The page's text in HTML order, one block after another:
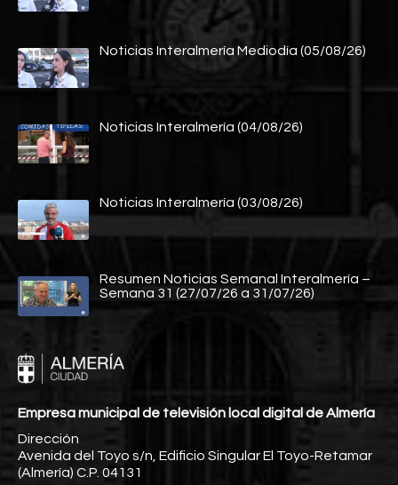
Noticias Interalmería Mediodía (05/08/26)
Noticias Interalmería (04/08/26)
Noticias Interalmería (03/08/26)
Resumen Noticias Semanal Interalmería –
Semana 31 (27/07/26 a 31/07/26)
Empresa municipal de televisión local digital de Almería
Dirección
Avenida del Toyo s/n, Edificio Singular El Toyo-Retamar
(Almería) C.P. 04131